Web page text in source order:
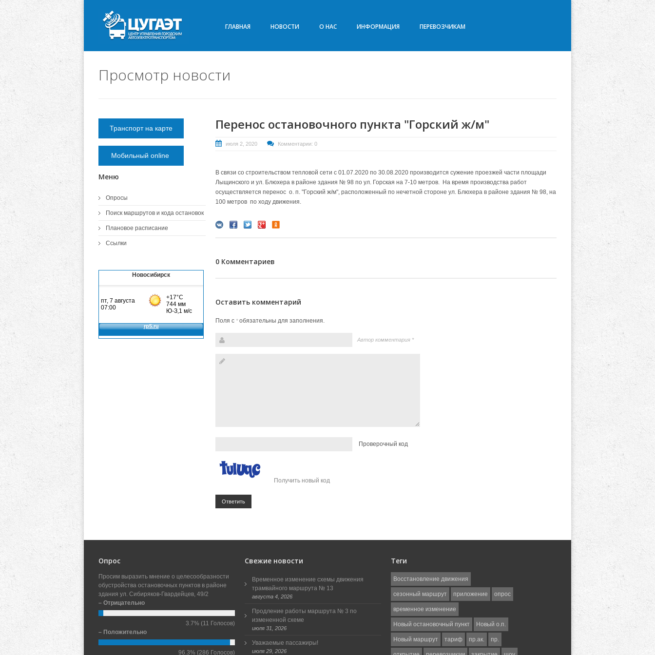
ГЛАВНАЯ НОВОСТИ О НАС ИНФОРМАЦИЯ ПЕРЕВОЗЧИКАМ
Просмотр новости
Перенос остановочного пункта "Горский ж/м"
июля 2, 2020 Комментарии: 0
В связи со строительством тепловой сети с 01.07.2020 по 30.08.2020 производится сужение проезжей части площади
Лыщинского и ул. Блюхера в районе здания № 98 по ул. Горская на 7-10 метров. На время производства работ
осуществляется перенос о. п. "Горский ж/м", расположенный по нечетной стороне ул. Блюхера в районе здания № 98, на
100 метров по ходу движения.
0 Комментариев
Оставить комментарий
Поля с *обязательны для заполнения.
Автор комментария *
Проверочный код
Получить новый код
Ответить
Транспорт на карте
Мобильный online
Меню
Опросы
Поиск маршрутов и кода остановок
Плановое расписание
Ссылки
Новосибирск
Опрос
Просим выразить мнение о целесообразности
обустройства остановочных пунктов в районе
здания ул. Сибиряков-Гвардейцев, 49/2
– Отрицательно
3.7% (11 Голосов)
– Положительно
96.3% (286 Голосов)
Свежие новости
Временное изменение схемы движения
трамвайного маршрута № 13
августа 4, 2026
Продление работы маршрута № 3 по
измененной схеме
июля 31, 2026
Уважаемые пассажиры!
июля 29, 2026
Теги
Восстановление движения
сезонный маршрут приложение опрос
временное изменение
Новый остановочный пункт Новый о.п.
Новый маршрут тариф пр.ак. пр.